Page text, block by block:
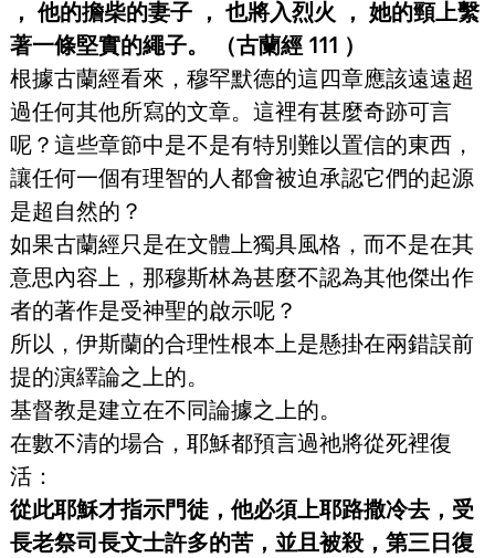
， 他的擔柴的妻子 ， 也將入烈火 ， 她的頸上繫
著一條堅實的繩子。 （古蘭經 111 ）
根據古蘭經看來，穆罕默德的這四章應該遠遠超
過任何其他所寫的文章。這裡有甚麼奇跡可言
呢？這些章節中是不是有特別難以置信的東西，
讓任何一個有理智的人都會被迫承認它們的起源
是超自然的？
如果古蘭經只是在文體上獨具風格，而不是在其
意思內容上，那穆斯林為甚麼不認為其他傑出作
者的著作是受神聖的啟示呢？
所以，伊斯蘭的合理性根本上是懸掛在兩錯誤前
提的演繹論之上的。
基督教是建立在不同論據之上的。
在數不清的場合，耶穌都預言過祂將從死裡復
活：
從此耶穌才指示門徒，他必須上耶路撒冷去，受
長老祭司長文士許多的苦，並且被殺，第三日復